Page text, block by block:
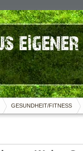
GESUNDHEIT/FITNESS